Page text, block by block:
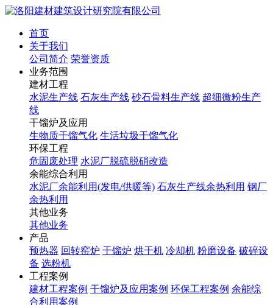
首页
关于我们
公司简介 荣誉资质
业务范围
建材工程
水泥生产线 石灰生产线 砂石骨料生产线 超细微粉生产
线
干馏炉及应用
生物质干馏气化 生活垃圾干馏气化
环保工程
危固废处理 水泥厂脱硫脱硝改造
余能综合利用
水泥厂余能利用(发电/供暖等) 石灰生产线余热利用 钢厂
余热利用
其他业务
其他业务
产品
预热器 回转窑炉 干馏炉 烘干机 冷却机 粉磨设备 破碎设
备 选粉机
工程案例
建材工程案例 干馏炉及应用案例 环保工程案例 余能综
合利用案例